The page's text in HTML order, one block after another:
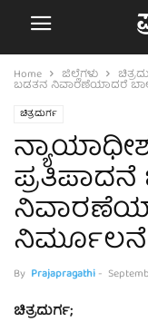
Home ಜಿಲ್ಲೆಗಳು
ಬಡತನ ನಿವಾರಣೆಯಾದರೆ
ಚಿತ್ರದುರ್ಗ
ನಿರ್ಮೂಲನೆ
By Prajapragathi-
ಚಿತ್ರದುರ್ಗ;